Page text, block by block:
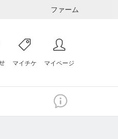
ファーム
マイチケ マイページ